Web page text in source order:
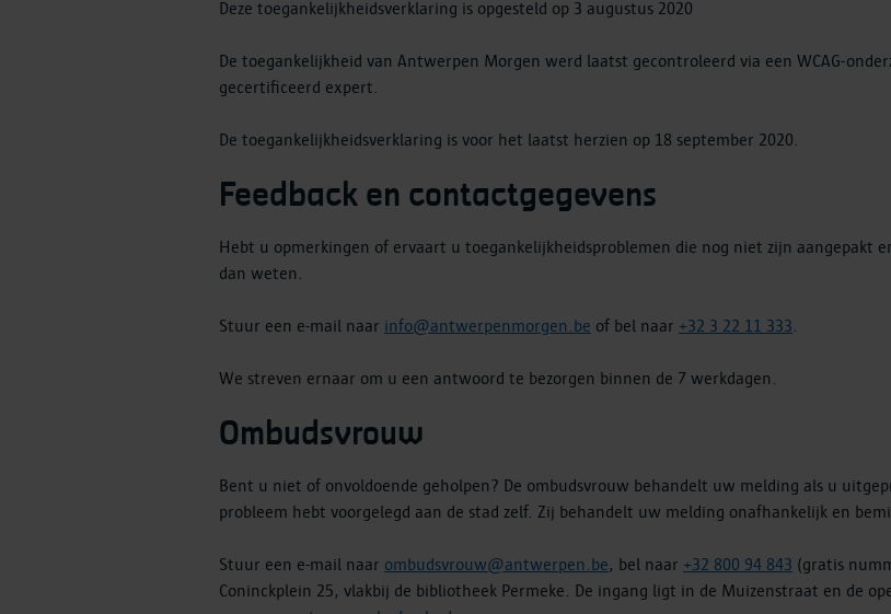
Deze toegankelijkheidsverklaring is opgesteld op 3 augustus 2020
De toegankelijkheid van Antwerpen Morgen werd laatst gecontroleerd via een WCAG-
gecertificeerd expert.
De toegankelijkheidsverklaring is voor het laatst herzien op 18 september 2020.
Feedback en contactgegevens
Hebt u opmerkingen of ervaart u toegankelijkheidsproblemen die nog niet zijn aangepakt
dan weten.
Stuur een e-mail naar info@antwerpenmorgen.be of bel naar +32 3 22 11 333.
We streven ernaar om u een antwoord te bezorgen binnen de 7 werkdagen.
Ombudsvrouw
Bent u niet of onvoldoende geholpen? De ombudsvrouw behandelt uw melding als u
probleem hebt voorgelegd aan de stad zelf. Zij behandelt uw melding onafhankelijk en
Stuur een e-mail naar ombudsvrouw@antwerpen.be, bel naar +32 800 94 843 (gratis
Coninckplein 25, vlakbij de bibliotheek Permeke. De ingang ligt in de Muizenstraat en de